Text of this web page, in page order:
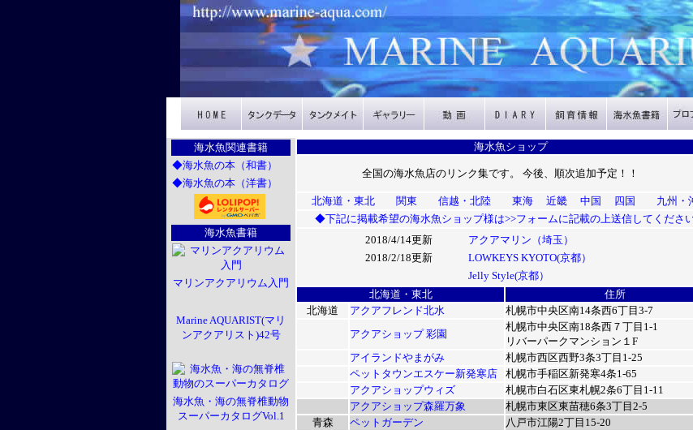
海水魚関連書籍
◆海水魚の本（和書）
◆海水魚の本（洋書）
海水魚書籍
マリンアクアリウム入門
Marine AQUARIST(マリ
ンアクアリスト)42号
海水魚・海の無脊椎動物
スーパーカタログVol.1
海水魚ショップ
全国の海水魚店のリンク集です。 今後、順次追加予定！！
北海道・東北 関東 信越・北陸 東海 近畿 中国 四国
九州・
◆下記に掲載希望の海水魚ショップ様は>>フォームに記載の上送信してください
2018/4/14更新
アクアマリン（埼玉）
2018/2/18更新
LOWKEYS KYOTO(京都）
Jelly Style(京都）
北海道・東北
住所
北海道
アクアフレンド北水
札幌市中央区南14条西6丁目3-7
アクアショップ 彩園
札幌市中央区南18条西７丁目1-1
リバーパークマンション１F
アイランドやまがみ
札幌市西区西野3条3丁目1-25
ペットタウンエスケー新発寒店
札幌市手稲区新発寒4条1-65
アクアショップウィズ
札幌市白石区東札幌2条6丁目1-11
アクアショップ森羅万象
札幌市東区東苗穂6条3丁目2-5
青森
ペットガーデン
八戸市江陽2丁目15-20